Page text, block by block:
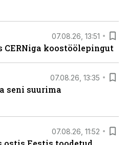
07.08.26, 13:51
CERNiga koostöölepingut
07.08.26, 13:35
seni suurima
07.08.26, 11:52